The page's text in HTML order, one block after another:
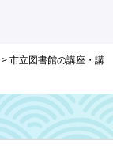
> 市立図書館の講座・講